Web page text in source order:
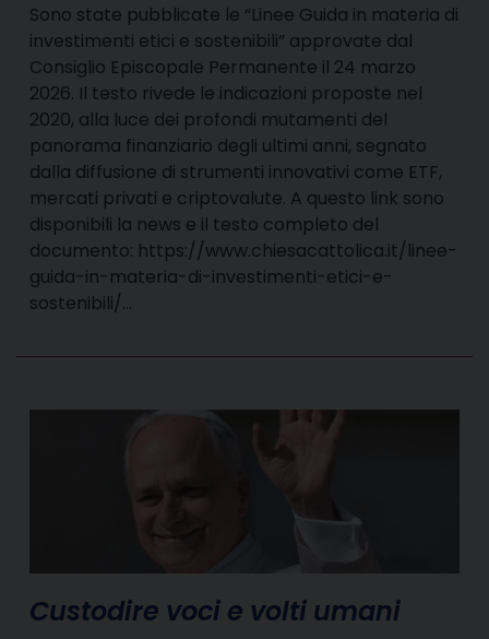
Sono state pubblicate le “Linee Guida in materia di
investimenti etici e sostenibili” approvate dal
Consiglio Episcopale Permanente il 24 marzo
2026. Il testo rivede le indicazioni proposte nel
2020, alla luce dei profondi mutamenti del
panorama finanziario degli ultimi anni, segnato
dalla diffusione di strumenti innovativi come ETF,
mercati privati e criptovalute. A questo link sono
disponibili la news e il testo completo del
documento: https://www.chiesacattolica.it/linee-
guida-in-materia-di-investimenti-etici-e-
sostenibili/…
Custodire voci e volti umani